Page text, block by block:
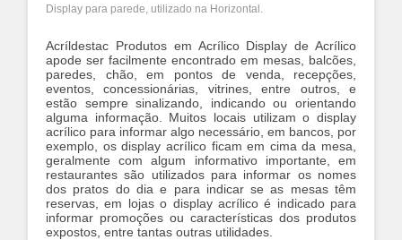
Display para parede, utilizado na Horizontal.
Acríldestac Produtos em Acrílico Display de Acrílico
apode ser facilmente encontrado em mesas, balcões,
paredes, chão, em pontos de venda, recepções,
eventos, concessionárias, vitrines, entre outros, e
estão sempre sinalizando, indicando ou orientando
alguma informação. Muitos locais utilizam o display
acrílico para informar algo necessário, em bancos, por
exemplo, osdisplay acrílico ficam em cima da mesa,
geralmente com algum informativo importante, em
restaurantes são utilizados para informar os nomes
dos pratos do dia e para indicar se as mesas têm
reservas, em lojas o display acrílico é indicado para
informar promoções ou características dos produtos
expostos, entre tantas outras utilidades.